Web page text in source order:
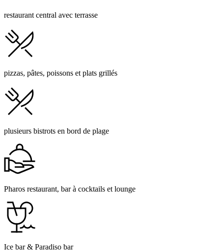
restaurant central avec terrasse
pizzas, pâtes, poissons et plats grillés
plusieurs bistrots en bord de plage
Pharos restaurant, bar à cocktails et lounge
Ice bar & Paradiso bar